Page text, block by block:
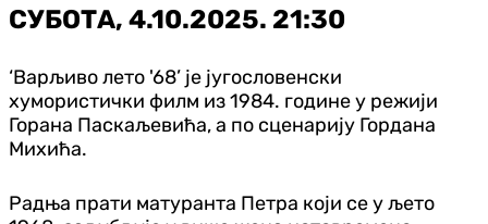
СУБОТА, 4.10.2025. 21:30
‘Варљиво лето '68’ је југословенски
хумористички филм из 1984. године у режији
Горана Паскаљевића, а по сценарију Гордана
Михића.
Радња прати матуранта Петра који се у љето